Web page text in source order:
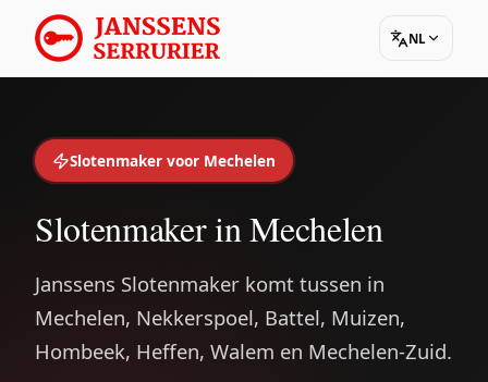
NL
Slotenmaker voor Mechelen
Slotenmaker in Mechelen
Janssens Slotenmaker komt tussen in
Mechelen, Nekkerspoel, Battel, Muizen,
Hombeek, Heffen, Walem en Mechelen-Zuid.